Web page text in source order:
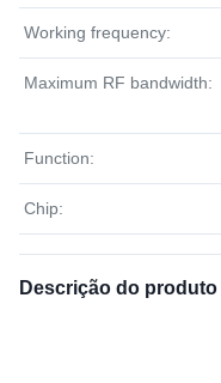
Working frequency:
Maximum RF bandwidth:
Function:
Chip:
Descrição do produto